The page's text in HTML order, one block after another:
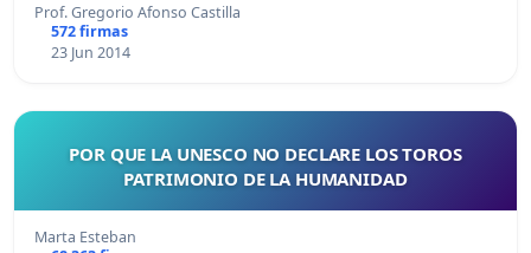
Prof. Gregorio Afonso Castilla
572 firmas
23 Jun 2014
POR QUE LA UNESCO NO DECLARE LOS TOROS
PATRIMONIO DE LA HUMANIDAD
Marta Esteban